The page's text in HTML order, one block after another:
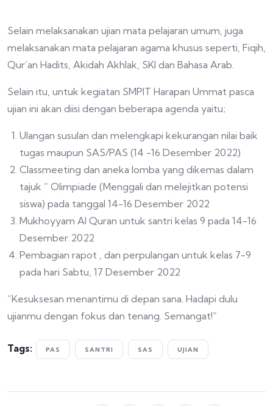
Selain melaksanakan ujian mata pelajaran umum, juga
melaksanakan mata pelajaran agama khusus seperti, Fiqih,
Qur’an Hadits, Akidah Akhlak, SKI dan Bahasa Arab.
Selain itu, untuk kegiatan SMPIT Harapan Ummat pasca
ujian ini akan diisi dengan beberapa agenda yaitu;
Ulangan susulan dan melengkapi kekurangan nilai baik
tugas maupun SAS/PAS (14 -16 Desember 2022)
Classmeeting dan aneka lomba yang dikemas dalam
tajuk ” Olimpiade (Menggali dan melejitkan potensi
siswa) pada tanggal 14-16 Desember 2022
Mukhoyyam Al Quran untuk santri kelas 9 pada 14-16
Desember 2022
Pembagian rapot , dan perpulangan untuk kelas 7-9
pada hari Sabtu, 17 Desember 2022
“Kesuksesan menantimu di depan sana. Hadapi dulu
ujianmu dengan fokus dan tenang. Semangat!”
Tags: PAS SANTRI SAS UJIAN